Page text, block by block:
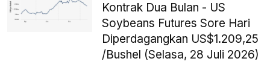
Kontrak Dua Bulan - US
Soybeans Futures Sore Hari
Diperdagangkan US$1.209,25
/Bushel (Selasa, 28 Juli 2026)